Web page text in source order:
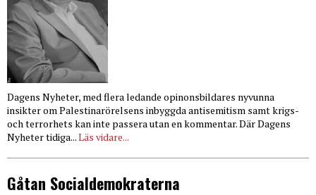
Dagens Nyheter, med flera ledande opinonsbildares nyvunna
insikter om Palestinarörelsens inbyggda antisemitism samt krigs-
och terrorhets kan inte passera utan en kommentar. Där Dagens
Nyheter tidiga...Läs vidare...
Gåtan Socialdemokraterna